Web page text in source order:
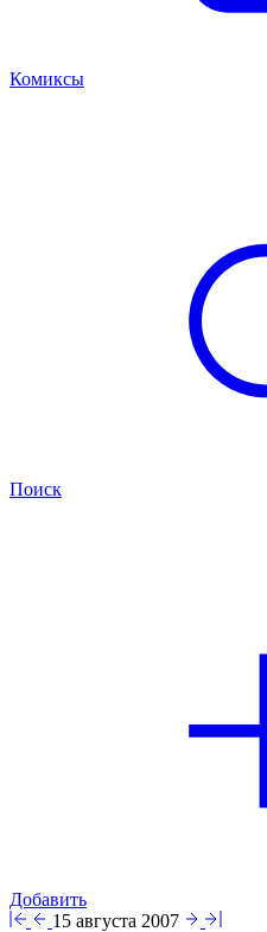
Комиксы
Поиск
Добавить
15 августа 2007